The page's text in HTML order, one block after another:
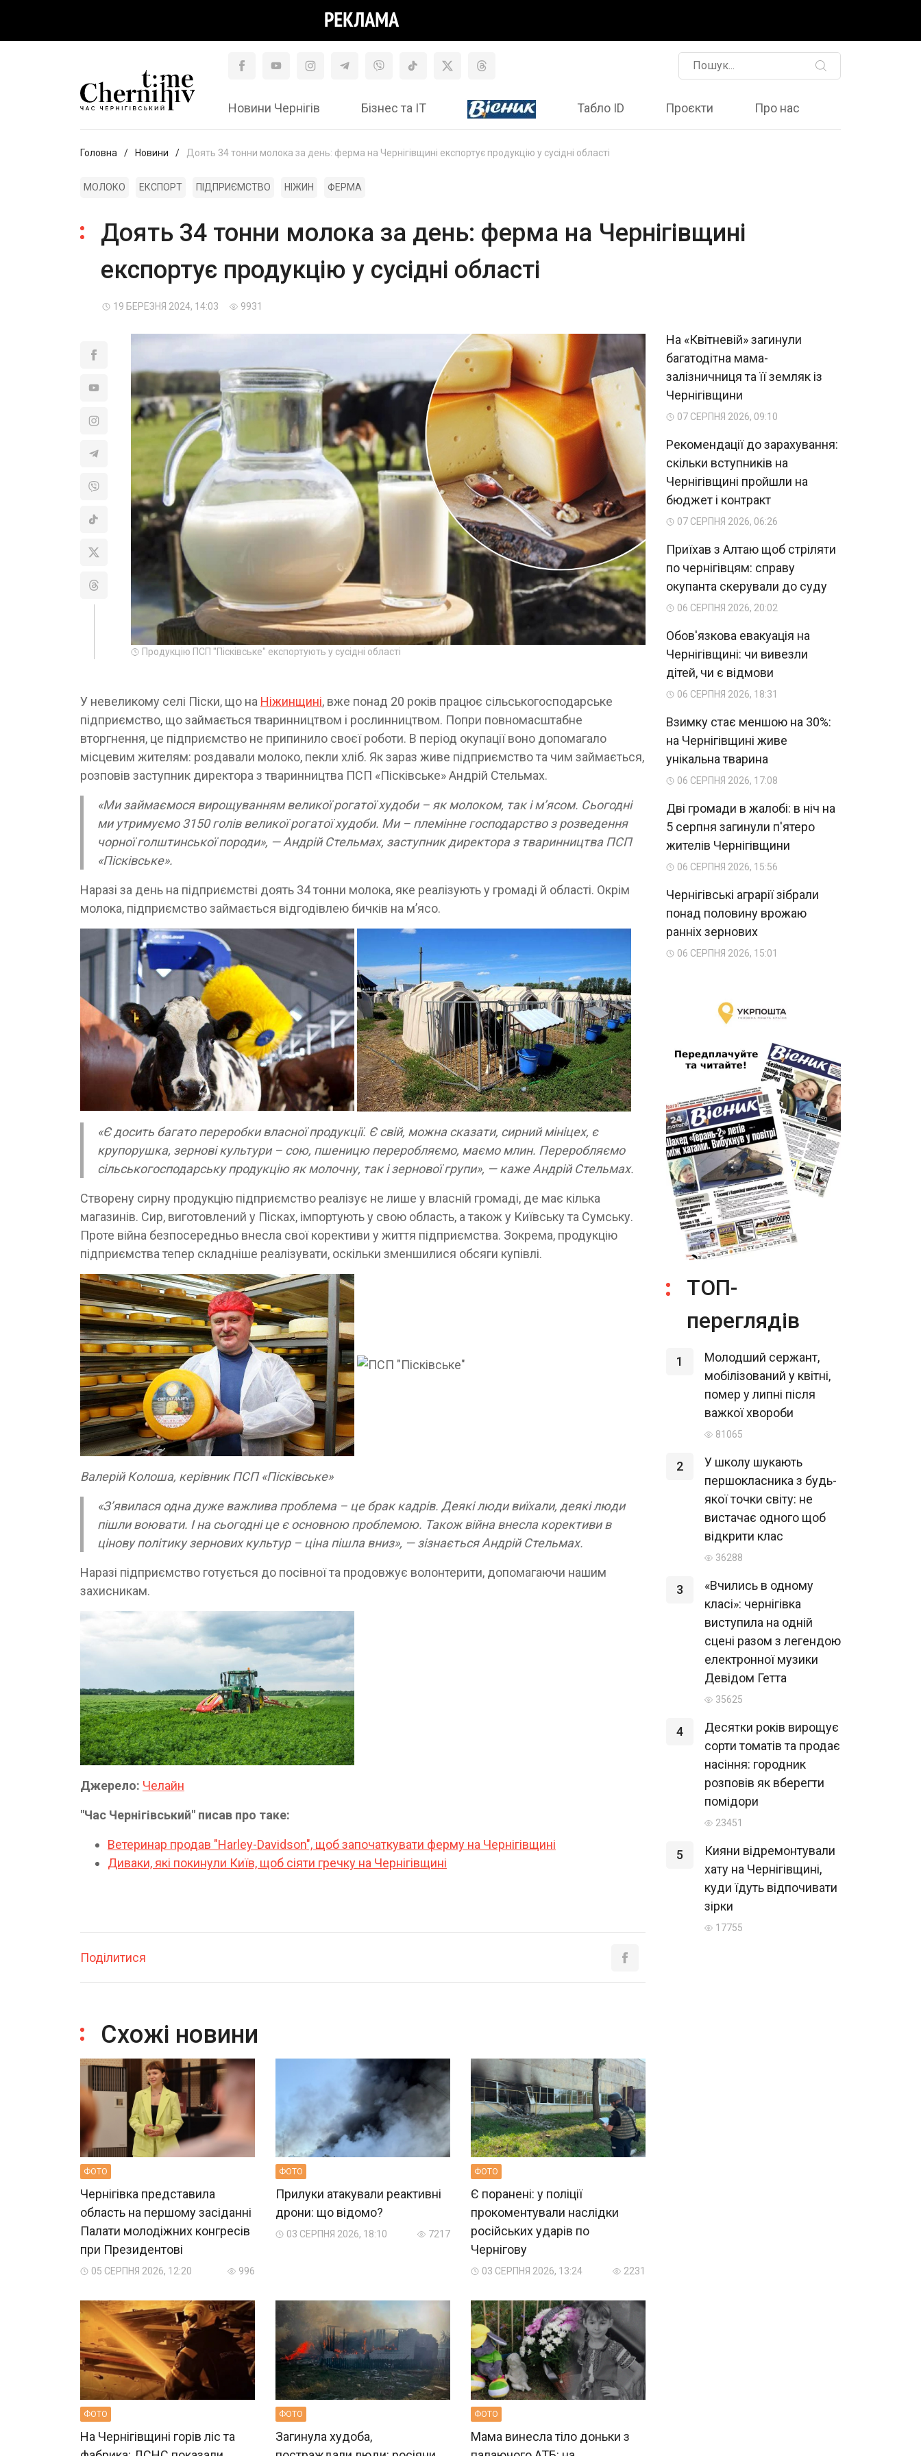
Новини Чернігів Бізнес та ІТ Табло ID Проєкти Про нас
Головна Новини Доять 34 тонни молока за день: ферма на Чернігівщині експортує продукцію у сусідні області
МОЛОКО ЕКСПОРТ ПІДПРИЄМСТВО НІЖИН ФЕРМА
Доять 34 тонни молока за день: ферма на Чернігівщині
експортує продукцію у сусідні області
19 БЕРЕЗНЯ 2024, 14:03 9931
Продукцію ПСП "Пісківське" експортують у сусідні області
У невеликому селі Піски, що на Ніжинщині, вже понад 20 років працює сільськогосподарське
підприємство, що займається тваринництвом і рослинництвом. Попри повномасштабне
вторгнення, це підприємство не припинило своєї роботи. В період окупації воно допомагало
місцевим жителям: роздавали молоко, пекли хліб. Як зараз живе підприємство та чим займається,
розповів заступник директора з тваринництва ПСП «Пісківське» Андрій Стельмах.
«Ми займаємося вирощуванням великої рогатої худоби – як молоком, так і м’ясом. Сьогодні
ми утримуємо 3150 голів великої рогатої худоби. Ми – племінне господарство з розведення
чорної голштинської породи», — Андрій Стельмах, заступник директора з тваринництва ПСП
«Пісківське».
Наразі за день на підприємстві доять 34 тонни молока, яке реалізують у громаді й області. Окрім
молока, підприємство займається відгодівлею бичків на м’ясо.
«Є досить багато переробки власної продукції. Є свій, можна сказати, сирний мініцех, є
крупорушка, зернові культури – сою, пшеницю переробляємо, маємо млин. Переробляємо
сільськогосподарську продукцію як молочну, так і зернової групи», — каже Андрій Стельмах.
Створену сирну продукцію підприємство реалізує не лише у власній громаді, де має кілька
магазинів. Сир, виготовлений у Пісках, імпортують у свою область, а також у Київську та Сумську.
Проте війна безпосередньо внесла свої корективи у життя підприємства. Зокрема, продукцію
підприємства тепер складніше реалізувати, оскільки зменшилися обсяги купівлі.
Валерій Колоша, керівник ПСП «Пісківське»
«З’явилася одна дуже важлива проблема – це брак кадрів. Деякі люди виїхали, деякі люди
пішли воювати. І на сьогодні це є основною проблемою. Також війна внесла корективи в
цінову політику зернових культур – ціна пішла вниз», — зізнається Андрій Стельмах.
Наразі підприємство готується до посівної та продовжує волонтерити, допомагаючи нашим
захисникам.
Джерело: Челайн
"Час Чернігівський" писав про таке:
Ветеринар продав "Harley-Davidson", щоб започаткувати ферму на Чернігівщині
Диваки, які покинули Київ, щоб сіяти гречку на Чернігівщині
Поділитися
Схожі новини
ФОТО
Чернігівка представила
область на першому засіданні
Палати молодіжних конгресів
при Президентові
05 СЕРПНЯ 2026, 12:20 996
ФОТО
Прилуки атакували реактивні
дрони: що відомо?
03 СЕРПНЯ 2026, 18:10 7217
ФОТО
Є поранені: у поліції
прокоментували наслідки
російських ударів по
Чернігову
03 СЕРПНЯ 2026, 13:24 2231
ФОТО
На Чернігівщині горів ліс та
ФОТО
Загинула худоба,
ФОТО
Мама винесла тіло доньки з
На «Квітневій» загинули
багатодітна мама-
залізничниця та її земляк із
Чернігівщини
07 СЕРПНЯ 2026, 09:10
Рекомендації до зарахування:
скільки вступників на
Чернігівщині пройшли на
бюджет і контракт
07 СЕРПНЯ 2026, 06:26
Приїхав з Алтаю щоб стріляти
по чернігівцям: справу
окупанта скерували до суду
06 СЕРПНЯ 2026, 20:02
Обов'язкова евакуація на
Чернігівщині: чи вивезли
дітей, чи є відмови
06 СЕРПНЯ 2026, 18:31
Взимку стає меншою на 30%:
на Чернігівщині живе
унікальна тварина
06 СЕРПНЯ 2026, 17:08
Дві громади в жалобі: в ніч на
5 серпня загинули п'ятеро
жителів Чернігівщини
06 СЕРПНЯ 2026, 15:56
Чернігівські аграрії зібрали
понад половину врожаю
ранніх зернових
06 СЕРПНЯ 2026, 15:01
ТОП-
переглядів
1
Молодший сержант,
мобілізований у квітні,
помер у липні після
важкої хвороби
81065
2
У школу шукають
першокласника з будь-
якої точки світу: не
вистачає одного щоб
відкрити клас
36288
3
«Вчились в одному
класі»: чернігівка
виступила на одній
сцені разом з легендою
електронної музики
Девідом Гетта
35625
4
Десятки років вирощує
сорти томатів та продає
насіння: городник
розповів як вберегти
помідори
23451
5
Кияни відремонтували
хату на Чернігівщині,
куди їдуть відпочивати
зірки
17755